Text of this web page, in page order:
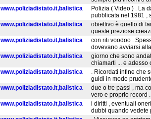
www.poliziadistato.it,balistica
Polizia ( Video ) . La
pubblicata nel 1981 ,
www.poliziadistato.it,balistica
obiettivo è quello di
queste preziose
www.poliziadistato.it,balistica
con riti voodoo .
dovevano avviarsi
www.poliziadistato.it,balistica
giorno che sono
chiamarti ... e adesso
www.poliziadistato.it,balistica
. Ricordati infine che
guidi in modo
www.poliziadistato.it,balistica
due o tre passi , ma
vero e proprio record
www.poliziadistato.it,balistica
i diritti , eventuali
dubbi quando vedete